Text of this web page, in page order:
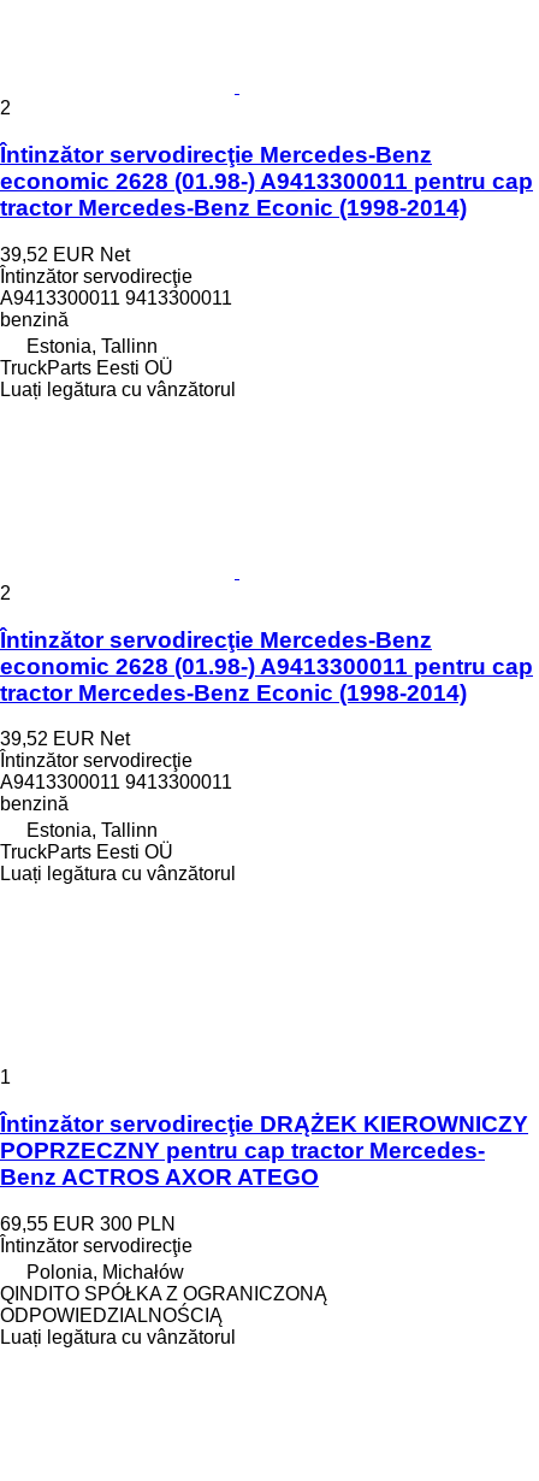
2
Întinzător servodirecţie Mercedes-Benz
economic 2628 (01.98-) A9413300011 pentru cap
tractor Mercedes-Benz Econic (1998-2014)
39,52 EUR Net
Întinzător servodirecţie
A9413300011 9413300011
benzină
Estonia, Tallinn
TruckParts Eesti OÜ
Luați legătura cu vânzătorul
2
Întinzător servodirecţie Mercedes-Benz
economic 2628 (01.98-) A9413300011 pentru cap
tractor Mercedes-Benz Econic (1998-2014)
39,52 EUR Net
Întinzător servodirecţie
A9413300011 9413300011
benzină
Estonia, Tallinn
TruckParts Eesti OÜ
Luați legătura cu vânzătorul
1
Întinzător servodirecţie DRĄŻEK KIEROWNICZY
POPRZECZNY pentru cap tractor Mercedes-
Benz ACTROS AXOR ATEGO
69,55 EUR 300 PLN
Întinzător servodirecţie
Polonia, Michałów
QINDITO SPÓŁKA Z OGRANICZONĄ
ODPOWIEDZIALNOŚCIĄ
Luați legătura cu vânzătorul